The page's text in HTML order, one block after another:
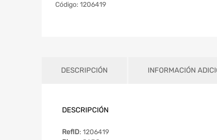
Código: 1206419
DESCRIPCIÓN INFORMACIÓN
DESCRIPCIÓN
RefID: 1206419